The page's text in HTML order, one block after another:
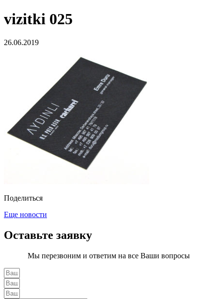
vizitki 025
26.06.2019
Поделиться
Еще новости
Оставьте заявку
Мы перезвоним и ответим на все Ваши вопросы